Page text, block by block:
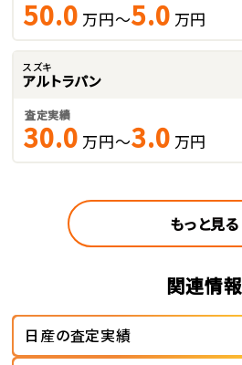
50.0 万円～5.0 万円
スズキ
アルトラパン
査定実績
30.0 万円～3.0 万円
もっと見る
関連情報
日産の査定実績